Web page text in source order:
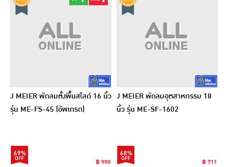
J MEIER พัดลมตั้งพื้นสไลด์ 16 นิ้ว
รุ่น ME-FS-45 (อัพเกรด)
69%
฿ 990
J MEIER พัดลมอุตสาหกรรม 18
นิ้ว รุ่น ME-SF-1602
68%
฿ 711